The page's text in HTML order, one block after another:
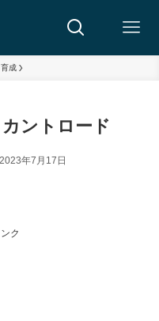
成
カントロード
2023年7月17日
ク